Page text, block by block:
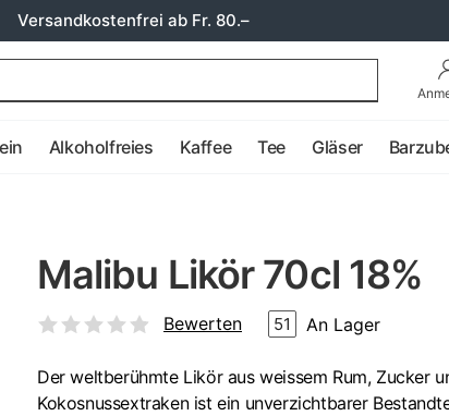
Versandkostenfrei ab Fr. 80.–
Alkoholfreies Kaffee Tee Gläser
Malibu Likör 70cl 18%
Bewerten 51 An Lager
Der weltberühmte Likör aus weissem Rum, Zucker
Kokosnussextraken ist ein unverzichtbarer